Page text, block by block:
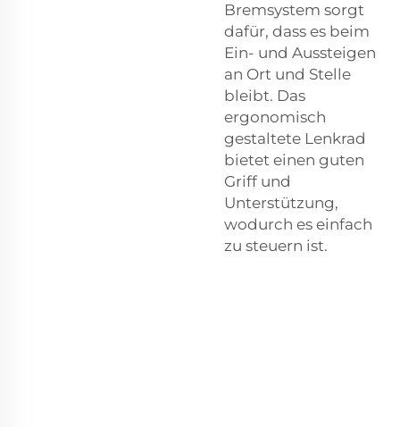
Bremsystem sorgt
dafür, dass es beim
Ein- und Aussteigen
an Ort und Stelle
bleibt. Das
ergonomisch
gestaltete Lenkrad
bietet einen guten
Griff und
Unterstützung,
wodurch es einfach
zu steuern ist.